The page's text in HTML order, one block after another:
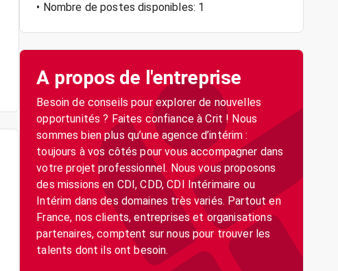
• Nombre de postes disponibles: 1
A propos de l'entreprise
Besoin de conseils pour explorer de nouvelles
opportunités ? Faites confiance à Crit ! Nous
sommes bien plus qu’une agence d’intérim :
toujours à vos côtés pour vous accompagner dans
votre projet professionnel. Nous vous proposons
des missions en CDI, CDD, CDI Intérimaire ou
Intérim dans des domaines très variés. Partout en
France, nos clients, entreprises et organisations
partenaires, comptent sur nous pour trouver les
talents dont ils ont besoin.